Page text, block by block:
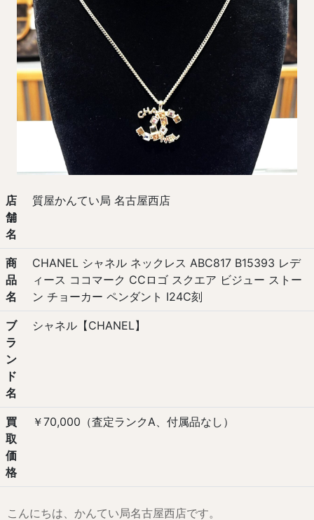
店
舗
名
質屋かんてい局 名古屋西店
商
品
名
CHANEL シャネル ネックレス ABC817 B15393 レデ
ィース ココマーク CCロゴ スクエア ビジュー ストー
ン チョーカー ペンダント I24C刻
ブ
ラ
ン
ド
名
シャネル【CHANEL】
買
取
価
格
￥70,000（査定ランクA、付属品なし）
こんにちは、かんてい局名古屋西店です。